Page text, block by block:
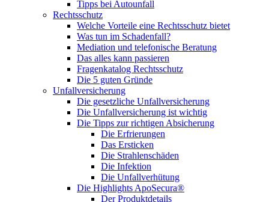
Tipps bei Autounfall
Rechtsschutz
Welche Vorteile eine Rechtsschutz bietet
Was tun im Schadenfall?
Mediation und telefonische Beratung
Das alles kann passieren
Fragenkatalog Rechtsschutz
Die 5 guten Gründe
Unfallversicherung
Die gesetzliche Unfallversicherung
Die Unfallversicherung ist wichtig
Die Tipps zur richtigen Absicherung
Die Erfrierungen
Das Ersticken
Die Strahlenschäden
Die Infektion
Die Unfallverhütung
Die Highlights ApoSecura®
Der Produktdetails